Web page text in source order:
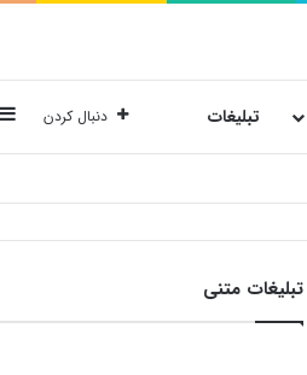
تبلیغات دنبال کردن
تبلیغات متنی